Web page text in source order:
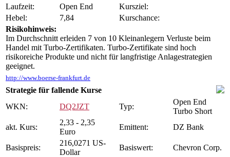
Laufzeit:
Open End
Kursziel:
Hebel:
7,84
Kurschance:
Risikohinweis:
Im Durchschnitt erleiden 7 von 10 Kleinanlegern Verluste beim
Handel mit Turbo-Zertifikaten. Turbo-Zertifikate sind hoch
risikoreiche Produkte und nicht für langfristige Anlagestrategien
geeignet.
http://www.boerse-frankfurt.de
Strategie für fallende Kurse
WKN:
DQ2JZT Typ:
Open End
Turbo Short
akt. Kurs:
2,33 - 2,35
Euro
Emittent: DZ Bank
Basispreis:
216,0271 US-
Dollar
Basiswert: Chevron Corp.